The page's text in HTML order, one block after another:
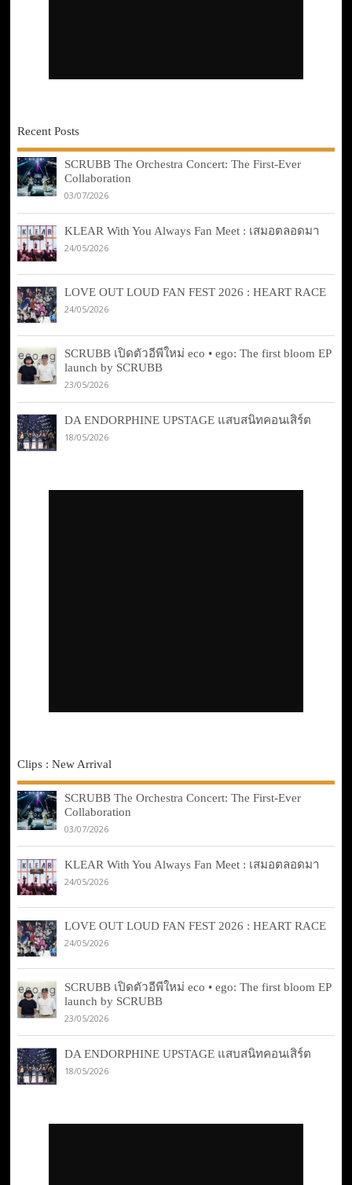
Recent Posts
SCRUBB The Orchestra Concert: The First-Ever
Collaboration
03/07/2026
KLEAR With You Always Fan Meet : เสมอตลอดมา
24/05/2026
LOVE OUT LOUD FAN FEST 2026 : HEART RACE
24/05/2026
SCRUBB เปิดตัวอีพีใหม่ eco • ego: The first bloom EP
launch by SCRUBB
23/05/2026
DA ENDORPHINE UPSTAGE แสบสนิทคอนเสิร์ต
18/05/2026
Clips : New Arrival
SCRUBB The Orchestra Concert: The First-Ever
Collaboration
03/07/2026
KLEAR With You Always Fan Meet : เสมอตลอดมา
24/05/2026
LOVE OUT LOUD FAN FEST 2026 : HEART RACE
24/05/2026
SCRUBB เปิดตัวอีพีใหม่ eco • ego: The first bloom EP
launch by SCRUBB
23/05/2026
DA ENDORPHINE UPSTAGE แสบสนิทคอนเสิร์ต
18/05/2026